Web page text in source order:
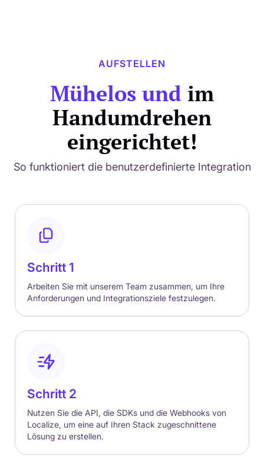
AUFSTELLEN
Mühelos und im
Handumdrehen
eingerichtet!
So funktioniert die benutzerdefinierte Integration
Schritt 1
Arbeiten Sie mit unserem Team zusammen, um Ihre
Anforderungen und Integrationsziele festzulegen.
Schritt 2
Nutzen Sie die API, die SDKs und die Webhooks von
Localize, um eine auf Ihren Stack zugeschnittene
Lösung zu erstellen.